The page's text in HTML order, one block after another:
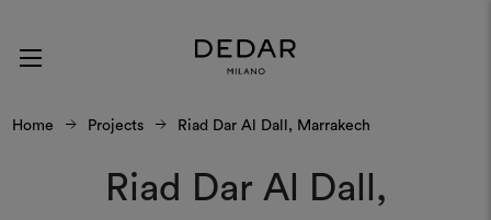
Home Projects Riad Dar Al Dall, Marrakech
Riad Dar Al Dall,